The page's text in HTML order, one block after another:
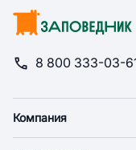
8 800 333-03-
Компания